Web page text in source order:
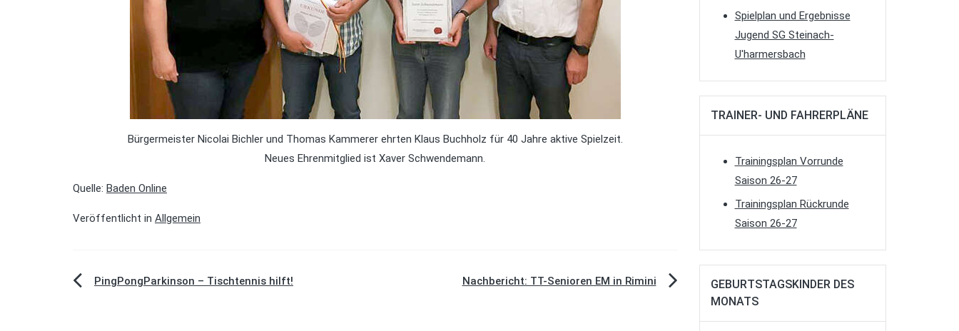
Bürgermeister Nicolai Bichler und Thomas Kammerer ehrten Klaus Buchholz für 40 Jahre aktive Spielzeit.
Neues Ehrenmitglied ist Xaver Schwendemann.
Quelle: Baden Online
Veröffentlicht in Allgemein
Beitragsnavigation
PingPongParkinson – Tischtennis hilft! Nachbericht: TT-Senioren EM in Rimini
Spielplan und Ergebnisse
Jugend SG Steinach-
U'harmersbach
TRAINER- UND FAHRERPLÄNE
Trainingsplan Vorrunde
Saison 26-27
Trainingsplan Rückrunde
Saison 26-27
GEBURTSTAGSKINDER DES
MONATS